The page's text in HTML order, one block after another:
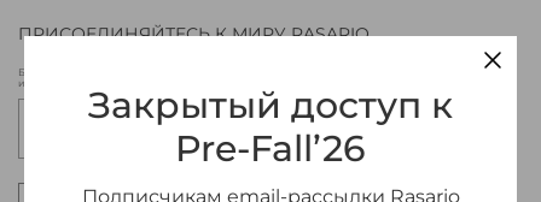
ПРИСОЕДИНЯЙТЕСЬ К МИРУ RASARIO
Будьте в курсе новых коллекций Rasario, эксклюзивных мероприятий
и специальных предложений.
Настоящим подтверждаю, что я ознакомлен и
Закрытый доступ к
Pre-Fall’26
Подписчикам email-рассылки Rasario